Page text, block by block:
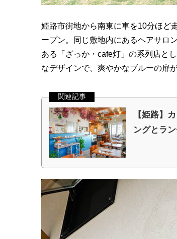
姫路市街地から南東に車を10分ほど
ープン。同じ敷地内にあるヘアサロ
ある「ざっか・cafe灯」の系列店と
なデザインで、爽やかなブルーの扉